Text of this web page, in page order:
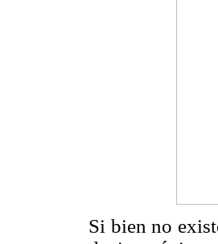
Si bien no